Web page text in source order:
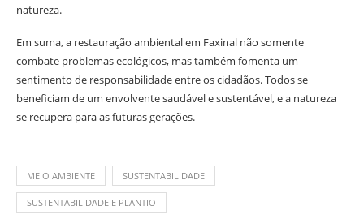
natureza.
Em suma, a restauração ambiental em Faxinal não somente
combate problemas ecológicos, mas também fomenta um
sentimento de responsabilidade entre os cidadãos. Todos se
beneficiam de um envolvente saudável e sustentável, e a natureza
se recupera para as futuras gerações.
MEIO AMBIENTE SUSTENTABILIDADE
SUSTENTABILIDADE E PLANTIO